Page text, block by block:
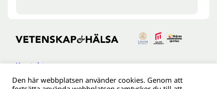
Kontakt
Tillgänglighetsredogöreldse
Den här webbplatsen använder cookies. Genom att